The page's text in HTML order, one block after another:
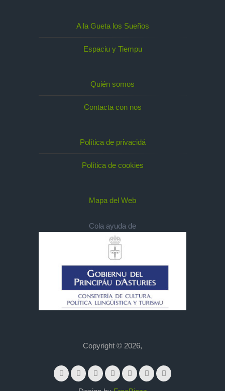
A la Gueta los Sueños
Espaciu y Tiempu
Quién somos
Contacta con nos
Política de privacidá
Política de cookies
Mapa del Web
Cola ayuda de
Copyright © 2026,